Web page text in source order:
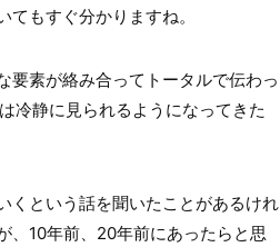
もすぐ分かりますね。
要素が絡み合ってトータルで伝わっ
冷静に見られるようになってきた
くという話を聞いたことがあるけれ
、10年前、20年前にあったらと思